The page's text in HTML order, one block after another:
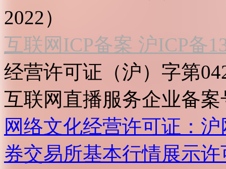
2022）
互联网ICP备案 沪ICP备
经营许可证（沪）字第
互联网直播服务企业备案
网络文化经营许可证：
券交易所基本行情展示许